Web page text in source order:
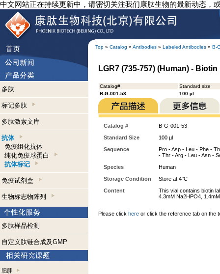
中文网站正在持续更新中，请密切关注我们康肽生物的最新动态，
Top » Catalog » Antibodies » Labeled Antibodies » B-
多肽
标记多肽
多肽激素文库
抗体
免疫组化抗体
纯化免疫球蛋白
抗体标记
免疫试剂盒
生物标志物阵列
多肽样品检测
自定义肽链合成及GMP
肥胖
LGR7 (735-757) (Human) -
Catalog#
Standard size
B-G-001-53
100 µl
Catalog #
B-G-001-53
Standard Size
100 µl
Sequence
Pro - Asp - Leu - Phe -
- Thr - Arg - Leu - Asn -
Species
Human
Storage Condition
Store at 4°C
Content
This vial contains biotin
4.3mM Na2HPO4,
Please click here or click the reference tab on the